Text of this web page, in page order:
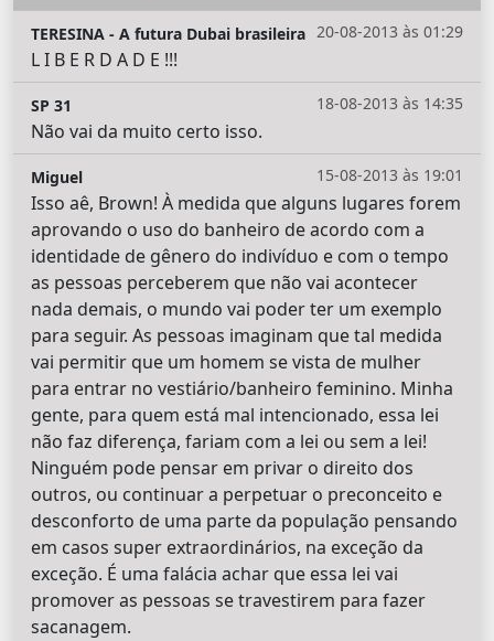
20-08-2013 às 01:29
TERESINA - A futura Dubai brasileira
L I B E R D A D E !!!
18-08-2013 às 14:35
SP 31
Não vai da muito certo isso.
15-08-2013 às 19:01
Miguel
Isso aê, Brown! À medida que alguns lugares forem
aprovando o uso do banheiro de acordo com a
identidade de gênero do indivíduo e com o tempo
as pessoas perceberem que não vai acontecer
nada demais, o mundo vai poder ter um exemplo
para seguir. As pessoas imaginam que tal medida
vai permitir que um homem se vista de mulher
para entrar no vestiário/banheiro feminino. Minha
gente, para quem está mal intencionado, essa lei
não faz diferença, fariam com a lei ou sem a lei!
Ninguém pode pensar em privar o direito dos
outros, ou continuar a perpetuar o preconceito e
desconforto de uma parte da população pensando
em casos super extraordinários, na exceção da
exceção. É uma falácia achar que essa lei vai
promover as pessoas se travestirem para fazer
sacanagem.